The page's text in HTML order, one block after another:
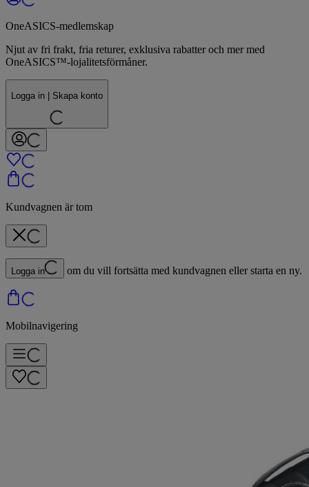
OneASICS-medlemskap
Njut av fri frakt, fria returer, exklusiva rabatter och mer med
OneASICS™-lojalitetsförmåner.
Logga in | Skapa konto
Kundvagnen är tom
Logga in om du vill fortsätta med kundvagnen eller starta en ny.
Mobilnavigering